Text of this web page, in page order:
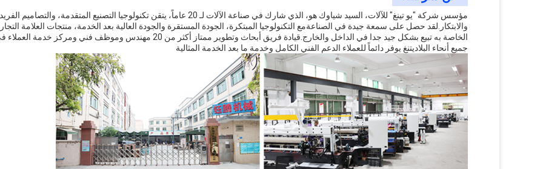
مؤسس شركة "يو تينغ" للآلات، السيد شياوك هو، الذي شارك في صناعة الآلات لـ 20 عاماً، يتقن تكنولوجيا التصنيع المتقدمة، والتصاميم
والابتكار.لقد حصل على سمعة جيدة في الصناعةمع التكنولوجيا المبتكرة، الجودة المستقرة والجودة العالية بعد الخدمة، منتجات العلامة
الخاصة به تبيع بشكل جيد جدا في الداخل والخارج.قيادة فريق أبحاث وتطوير ممتاز أكثر من 20 مهندس وموظف فني ومركز خدمة
جميع أنحاء البلاديتنغ يوفر دائماً للعملاء الدعم الفني الكامل وخدمة ما بعد الخدمة المثالية